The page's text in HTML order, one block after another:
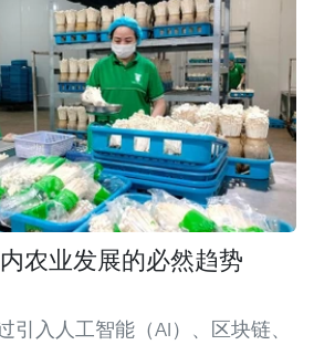
农业发展的必然趋势
引入人工智能（AI）、区块链、